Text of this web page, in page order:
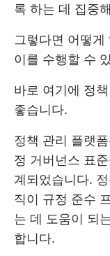
록 하는 데 집중
그렇다면 어떻
이를 수행할 수
바로 여기에 정
좋습니다.
정책 관리 플랫
정 거버넌스 표
계되었습니다.
직이 규정 준수
는 데 도움이 되
합니다.